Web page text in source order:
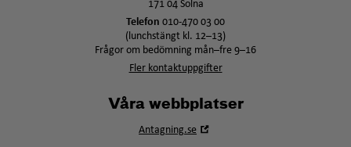
171 04 Solna
Telefon 010-470 03 00
(lunchstängt kl. 12–13)
Frågor om bedömning mån–fre 9–16
Fler kontaktuppgifter
Våra webbplatser
Antagning.se